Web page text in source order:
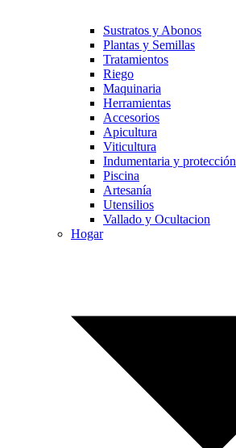
Sustratos y Abonos
Plantas y Semillas
Tratamientos
Riego
Maquinaria
Herramientas
Accesorios
Apicultura
Viticultura
Indumentaria y protección
Piscina
Artesanía
Utensilios
Vallado y Ocultacion
Hogar